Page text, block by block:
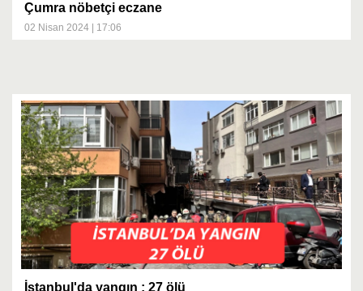
Çumra nöbetçi eczane
02 Nisan 2024 | 17:06
İstanbul'da yangın : 27 ölü